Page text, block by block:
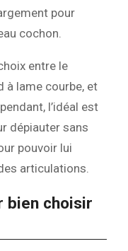
pour
cochon.
entre le
à lame courbe, et
l’idéal est
dépiauter sans
pouvoir lui
articulations.
bien choisir